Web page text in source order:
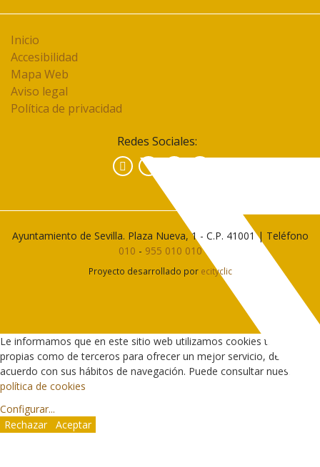
Inicio
Accesibilidad
Mapa Web
Aviso legal
Política de privacidad
Redes Sociales:
Facebook
Ayuntamiento de Sevilla. Plaza Nueva, 1 - C.P. 41001 | Teléfono
010 - 955 010 010
Proyecto desarrollado por ecityclic
Le informamos que en este sitio web utilizamos cookies tanto
propias como de terceros para ofrecer un mejor servicio, de
acuerdo con sus hábitos de navegación. Puede consultar nuestra
política de cookies
Configurar...
Rechazar
Aceptar